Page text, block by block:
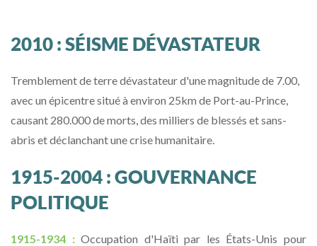
2010 : SÉISME DÉVASTATEUR
Tremblement de terre dévastateur d'une magnitude de 7.00,
avec un épicentre situé à environ 25km de Port-au-Prince,
causant 280.000 de morts, des milliers de blessés et sans-
abris et déclanchant une crise humanitaire.
1915-2004 : GOUVERNANCE
POLITIQUE
1915-1934 :Occupation d'Haïti par les États-Unis pour